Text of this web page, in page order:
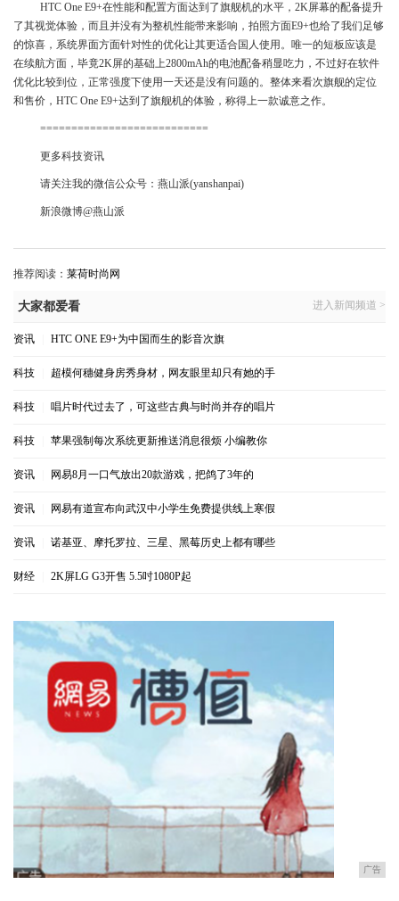
HTC One E9+在性能和配置方面达到了旗舰机的水平，2K屏幕的配备提升
了其视觉体验，而且并没有为整机性能带来影响，拍照方面E9+也给了我们足够
的惊喜，系统界面方面针对性的优化让其更适合国人使用。唯一的短板应该是
在续航方面，毕竟2K屏的基础上2800mAh的电池配备稍显吃力，不过好在软件
优化比较到位，正常强度下使用一天还是没有问题的。整体来看次旗舰的定位
和售价，HTC One E9+达到了旗舰机的体验，称得上一款诚意之作。
===========================
更多科技资讯
请关注我的微信公众号：燕山派(yanshanpai)
新浪微博@燕山派
推荐阅读： 莱荷时尚网
大家都爱看 进入新闻频道 >
资讯 HTC ONE E9+为中国而生的影音次旗
科技 超模何穗健身房秀身材，网友眼里却只有她的手
科技 唱片时代过去了，可这些古典与时尚并存的唱片
科技 苹果强制每次系统更新推送消息很烦 小编教你
资讯 网易8月一口气放出20款游戏，把鸽了3年的
资讯 网易有道宣布向武汉中小学生免费提供线上寒假
资讯 诺基亚、摩托罗拉、三星、黑莓历史上都有哪些
财经 2K屏LG G3开售 5.5吋1080P起
广告